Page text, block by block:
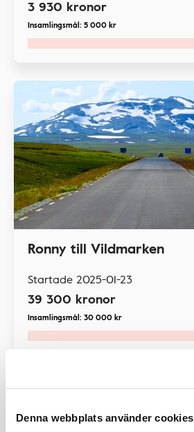
Denna webbplats använder cookies
3 930 kronor
Insamlingsmål: 5 000kr
Ronny till Vildmarken
Startade 2025-01-23
39 300 kronor
Insamlingsmål: 30 000kr